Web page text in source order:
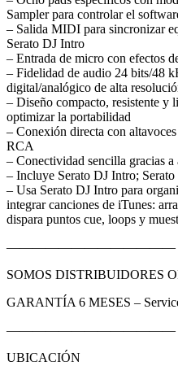
Sampler para controlar el
– Salida MIDI para sincronizar
Serato DJ Intro
– Entrada de micro con efectos
– Fidelidad de audio 24 bits/48
digital/analógico de alta
– Diseño compacto, resistente y
optimizar la portabilidad
– Conexión directa con
RCA
– Conectividad sencilla gracias
– Incluye Serato DJ Intro;
– Usa Serato DJ Intro para
integrar canciones de iTunes:
dispara puntos cue, loops y
—————————————
SOMOS DISTRIBUIDORES
GARANTÍA 6 MESES –
—————————————
UBICACIÓN